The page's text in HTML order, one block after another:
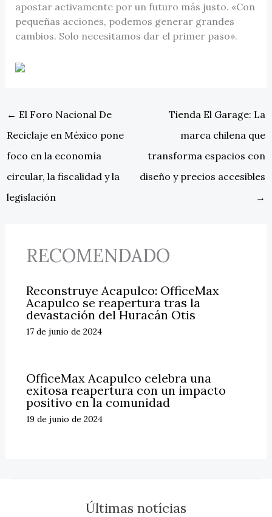
apostar activamente por un futuro más justo. «Con
pequeñas acciones, podemos generar grandes
cambios. Solo necesitamos dar el primer paso».
← El Foro Nacional De
Reciclaje en México pone
foco en la economía
circular, la fiscalidad y la
legislación
Tienda El Garage: La
marca chilena que
transforma espacios con
diseño y precios accesibles
→
RECOMENDADO
Reconstruye Acapulco: OfficeMax
Acapulco se reapertura tras la
devastación del Huracán Otis
17 de junio de 2024
OfficeMax Acapulco celebra una
exitosa reapertura con un impacto
positivo en la comunidad
19 de junio de 2024
Últimas notícias